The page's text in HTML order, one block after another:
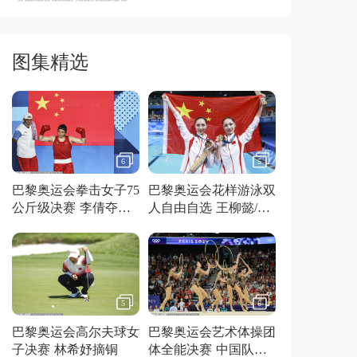
图集精选
6
巴黎奥运会拳击女子75
公斤级决赛 李倩夺得
5
巴黎奥运会花样游泳双
人自由自选 王柳懿/王
5
巴黎奥运会高尔夫球女
子决赛 林希妤摘铜
6
巴黎奥运会艺术体操团
体全能决赛 中国队夺